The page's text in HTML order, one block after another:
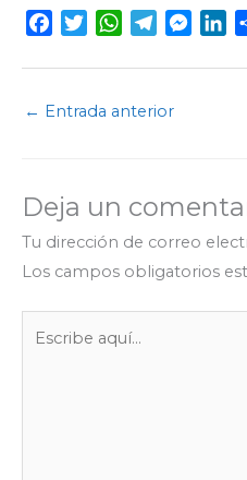
c
e
k
i
W
a
p
l
m
M
s
e
n
n
← Entrada anterior
Deja un
Tu dirección de correo
Los campos obligatorios